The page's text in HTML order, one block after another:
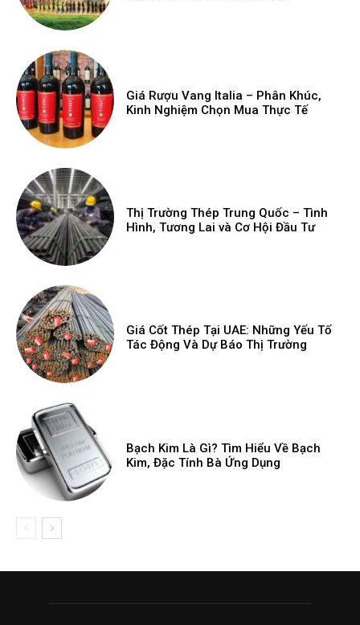
Giá Rượu Vang Italia – Phân Khúc,
Kinh Nghiệm Chọn Mua Thực Tế
Thị Trường Thép Trung Quốc – Tình
Hình, Tương Lai và Cơ Hội Đầu Tư
Giá Cốt Thép Tại UAE: Những Yếu Tố
Tác Động Và Dự Báo Thị Trường
Bạch Kim Là Gì? Tìm Hiểu Về Bạch
Kim, Đặc Tính Bà Ứng Dụng